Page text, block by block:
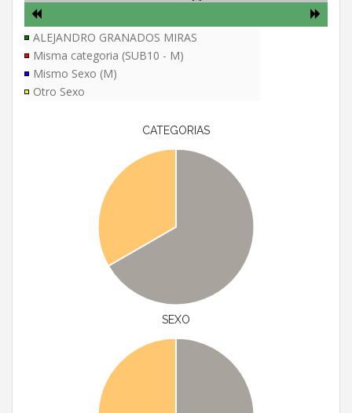
ALEJANDRO GRANADOS MIRAS
Misma categoria (SUB10 - M)
Mismo Sexo (M)
Otro Sexo
CATEGORIAS
SEXO